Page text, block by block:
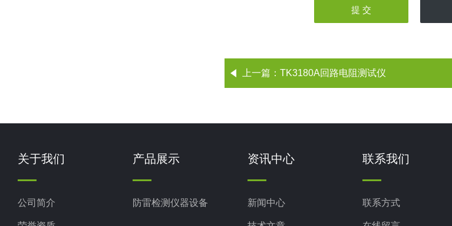
上一篇： TK3180A回路电阻测试仪
关于我们
公司简介
产品展示
防雷检测仪器设备
资讯中心
新闻中心
联系我们
联系方式